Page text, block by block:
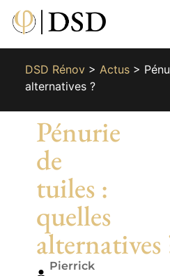
DSD Rénov> Actus>
alternatives ?
Pénurie
de
tuiles :
quelles
alternatives
Pierrick